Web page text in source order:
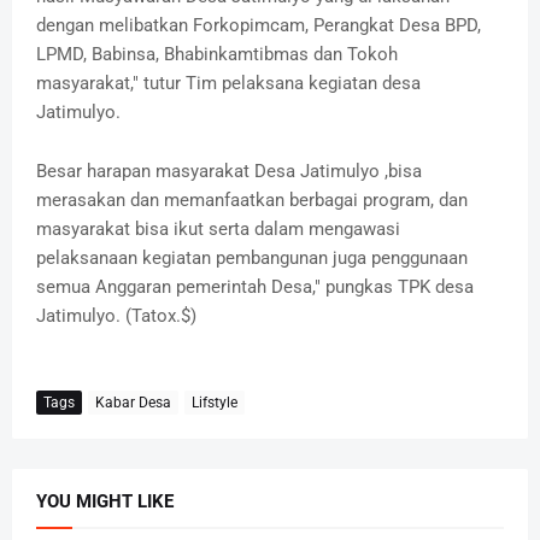
dengan melibatkan Forkopimcam, Perangkat Desa BPD,
LPMD, Babinsa, Bhabinkamtibmas dan Tokoh
masyarakat," tutur Tim pelaksana kegiatan desa
Jatimulyo.
Besar harapan masyarakat Desa Jatimulyo ,bisa
merasakan dan memanfaatkan berbagai program, dan
masyarakat bisa ikut serta dalam mengawasi
pelaksanaan kegiatan pembangunan juga penggunaan
semua Anggaran pemerintah Desa," pungkas TPK desa
Jatimulyo. (Tatox.$)
Tags Kabar Desa Lifstyle
YOU MIGHT LIKE